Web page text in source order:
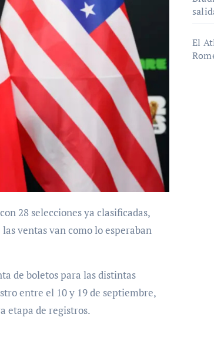
ventas van como lo esperaban
de boletos para las distintas
entre el 10 y 19 de septiembre,
etapa de registros.
El